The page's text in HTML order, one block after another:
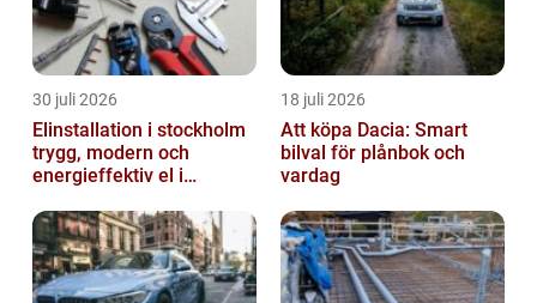
30 juli 2026
Elinstallation i stockholm
trygg, modern och
energieffektiv el i
18 juli 2026
Att köpa Dacia: Smart
bilval för plånbok och
vardag